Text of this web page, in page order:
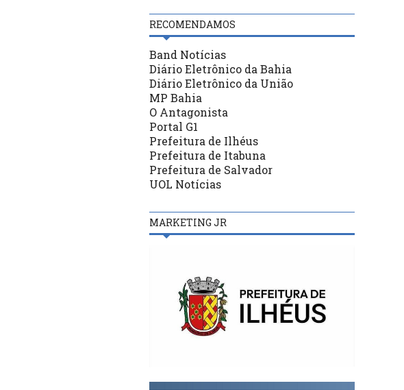
RECOMENDAMOS
Band Notícias
Diário Eletrônico da Bahia
Diário Eletrônico da União
MP Bahia
O Antagonista
Portal G1
Prefeitura de Ilhéus
Prefeitura de Itabuna
Prefeitura de Salvador
UOL Notícias
MARKETING JR